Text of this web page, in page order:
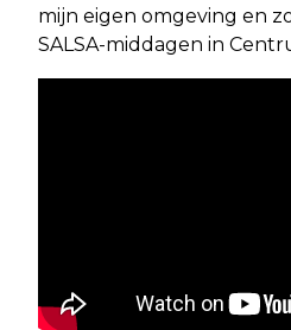
mijn eigen omgeving en
SALSA-middagen in